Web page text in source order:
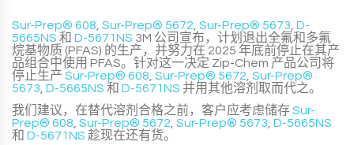
Sur-Prep® 608 Sur-Prep® 5672 Sur-Prep® 5673 D-
5665NS 和 D-5671NS 3M 公司宣布，计划退出全氟和多氟
烷基物质 (PFAS) 的生产，并努力在 2025 年底前停止在其产
品组合中使用 PFAS。针对这一决定 Zip-Chem 产品公司 将
停止生产 Sur-Prep® 608 Sur-Prep® 5672 Sur-Prep®
5673 D-5665NS 和 D-5671NS 并用其他溶剂取而代之。
我们建议，在替代溶剂合格之前，客户应考虑储存Sur-
Prep® 608 Sur-Prep® 5672 Sur-Prep® 5673 D-5665NS
和 D-5671NS 趁现在还有货。